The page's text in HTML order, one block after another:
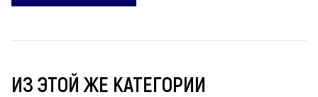
ИЗ ЭТОЙ ЖЕ КАТЕГОРИИ